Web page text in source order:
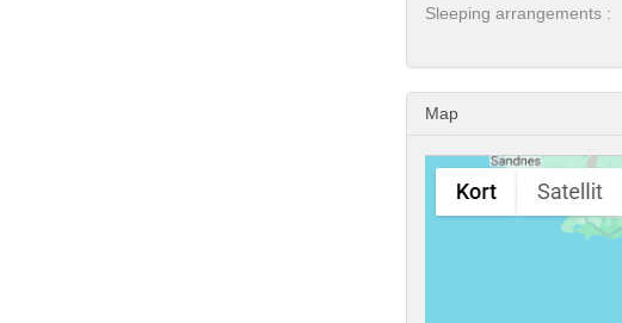
Sleeping arrangements :
Map